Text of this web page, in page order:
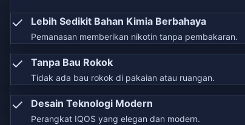
✓ Lebih Sedikit Bahan Kimia Berbahaya
Pemanasan memberikan nikotin tanpa pembakaran.
✓ Tanpa Bau Rokok
Tidak ada bau rokok di pakaian atau ruangan.
✓ Desain Teknologi Modern
Perangkat IQOS yang elegan dan modern.